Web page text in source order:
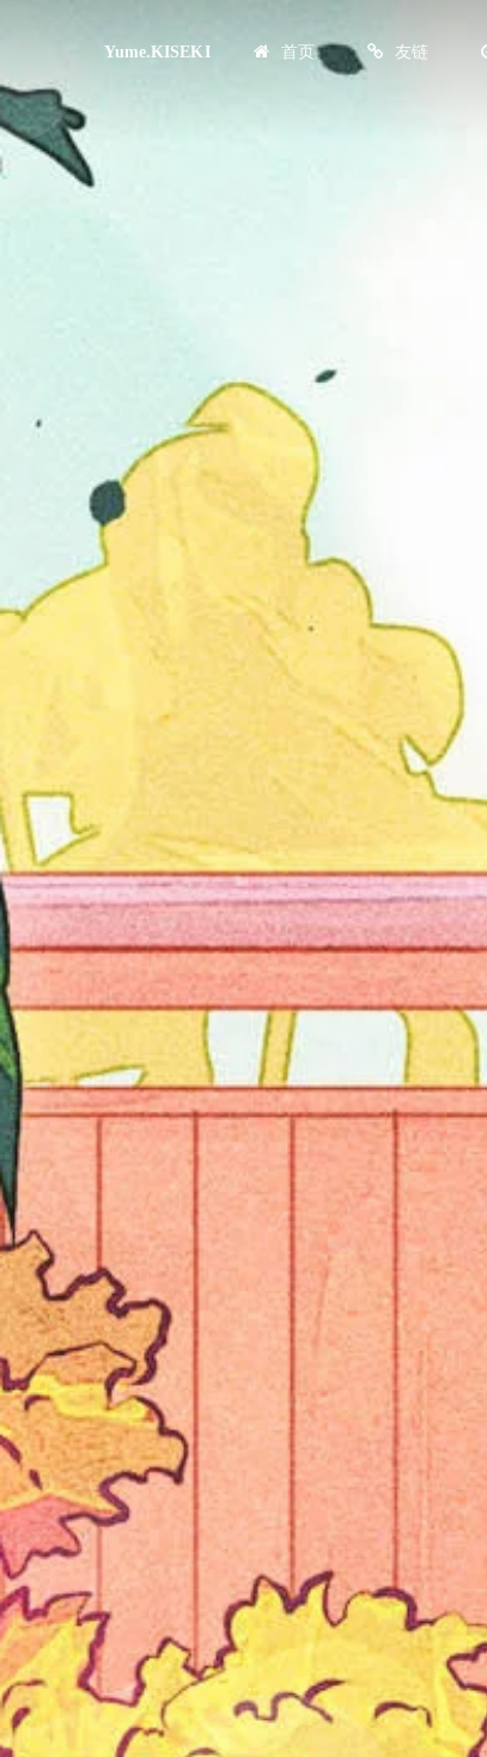
Yume.KISEKI 首页 友链